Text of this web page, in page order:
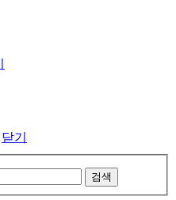
닫기
검색